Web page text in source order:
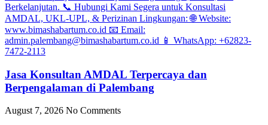
Jasa Konsultan AMDAL Terpercaya dan
Berpengalaman di Palembang
August 7, 2026 No Comments